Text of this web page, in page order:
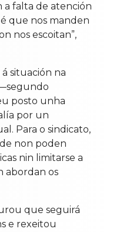
a falta de atención
é que nos manden
nos escoitan”,
situación na
posto unha
por un
Para o sindicato,
non poden
nin limitarse a
abordan os
que seguirá
e rexeitou